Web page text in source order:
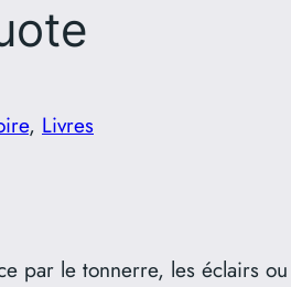
, Livres
par le tonnerre, les éclairs